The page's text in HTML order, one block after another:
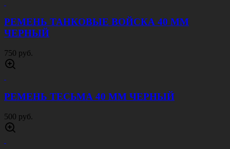
РЕМЕНЬ ТАНКОВЫЕ ВОЙСКА 40 ММ
ЧЕРНЫЙ
750 руб.
РЕМЕНЬ ТЕСЬМА 40 ММ ЧЕРНЫЙ
500 руб.